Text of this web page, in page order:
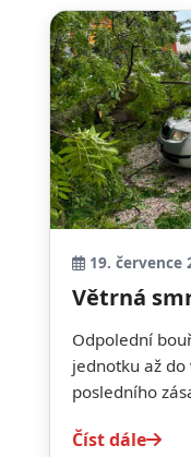
19. července
Větrná
Odpolední
jednotku až do
posledního
Číst dále